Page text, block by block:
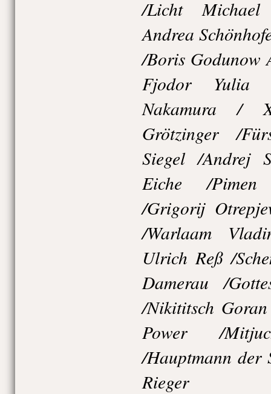
/Licht Michael
Andrea
/Boris Godunow
Fjodor Yulia
Nakamura /
Grötzinger /
Siegel /Andrej
Eiche /Pimen
/Grigorij
/Warlaam
Ulrich Reß /
Damerau /
/Nikititsch
Power /
/Hauptmann der
Rieger